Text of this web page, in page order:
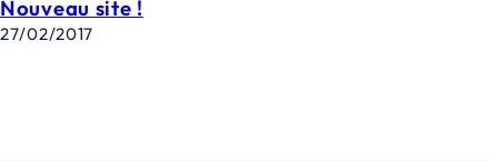
Nouveau site !
27/02/2017